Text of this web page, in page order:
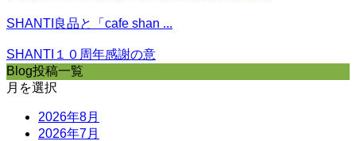
SHANTI良品と「cafe shan ...
SHANTI１０周年感謝の意
Blog投稿一覧
月を選択
2026年8月
2026年7月